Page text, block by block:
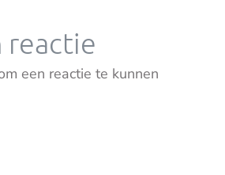
reactie
een reactie te kunnen